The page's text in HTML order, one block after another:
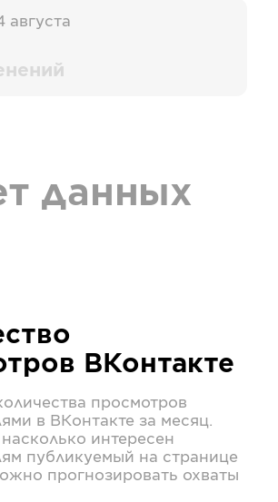
данных
ВКонтакте
просмотров
в ВКонтакте за месяц.
интересен
публикуемый на странице
прогнозировать охваты